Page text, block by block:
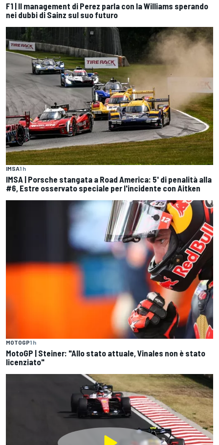
F1 | Il management di Perez parla con la Williams sperando
nei dubbi di Sainz sul suo futuro
IMSA1 h
IMSA | Porsche stangata a Road America: 5' di penalità alla
#6, Estre osservato speciale per l'incidente con Aitken
MOTOGP1 h
MotoGP | Steiner: "Allo stato attuale, Vinales non è stato
licenziato"